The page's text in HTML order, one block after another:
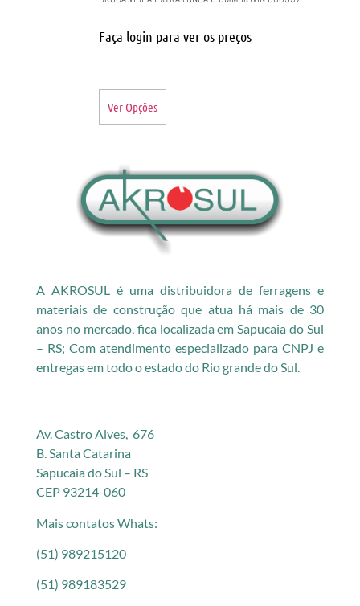
Faça login para ver os preços
Ver Opções
A AKROSUL é uma distribuidora de ferragens e
materiais de construção que atua há mais de 30
anos no mercado, fica localizada em Sapucaia do Sul
– RS; Com atendimento especializado para CNPJ e
entregas em todo o estado do Rio grande do Sul.
Av. Castro Alves, 676
B. Santa Catarina
Sapucaia do Sul – RS
CEP 93214-060
Mais contatos Whats:
(51) 989215120
(51) 989183529